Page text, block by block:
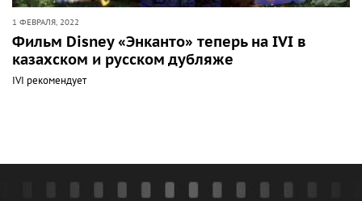
1 ФЕВРАЛЯ, 2022
Фильм Disney «Энканто» теперь на IVI в
казахском и русском дубляже
IVI рекомендует